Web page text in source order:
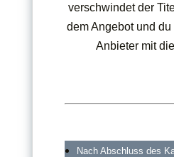
verschwindet der
dem Angebot und
Anbieter mit
Nach Abschluss des